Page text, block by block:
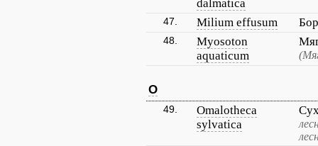
dalmatica
47. Milium effusum
48.
Myosoton
aquaticum
O
49.
Omalotheca
sylvatica